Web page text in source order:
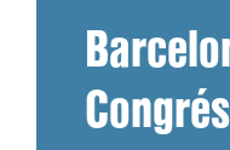
Congrés